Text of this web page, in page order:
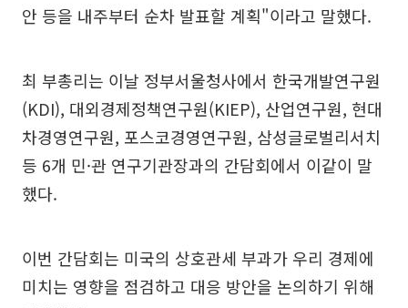
안 등을 내주부터 순차 발표할 계획"이라고 말했다.
최 부총리는 이날 정부서울청사에서 한국개발연구원
(KDI), 대외경제정책연구원(KIEP), 산업연구원, 현대
차경영연구원, 포스코경영연구원, 삼성글로벌리서치
등 6개 민·관 연구기관장과의 간담회에서 이같이 말
했다.
이번 간담회는 미국의 상호관세 부과가 우리 경제에
미치는 영향을 점검하고 대응 방안을 논의하기 위해